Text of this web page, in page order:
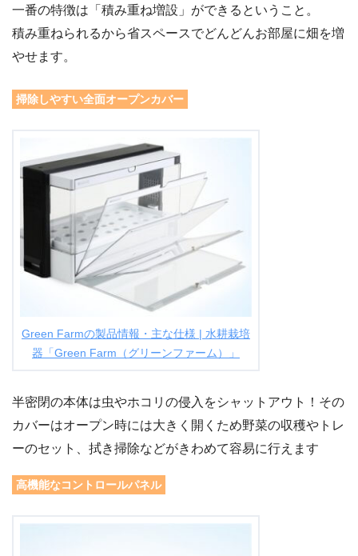
一番の特徴は「積み重ね増設」ができるということ。
積み重ねられるから省スペースでどんどんお部屋に畑を増
やせます。
掃除しやすい全面オープンカバー
Green Farmの製品情報・主な仕様 | 水耕栽培
器「Green Farm（グリーンファーム）」
半密閉の本体は虫やホコリの侵入をシャットアウト！その
カバーはオープン時には大きく開くため野菜の収穫やトレ
ーのセット、拭き掃除などがきわめて容易に行えます
高機能なコントロールパネル